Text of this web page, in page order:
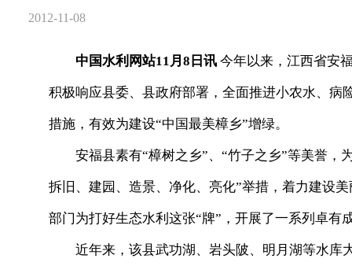
2012-11-08
中国水利网站11月8日讯 今年以来，江西省安
积极响应县委、县政府部署，全面推进小农水、
措施，有效为建设“中国最美樟乡”增绿。
安福县素有“樟树之乡”、“竹子之乡”等美誉，
拆旧、建园、造景、净化、亮化”举措，着力建设
部门为打好生态水利这张“牌”，开展了一系列卓有
近年来，该县武功湖、岩头陂、明月湖等水库